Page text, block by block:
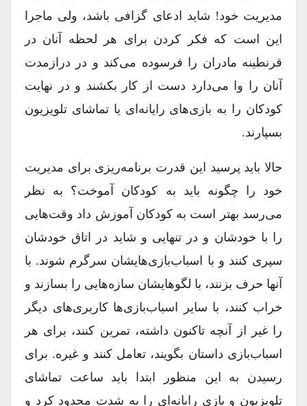
مدیریت خود! شاید ادعای گزافی باشد، ولی ماجرا
این است که فکر کردن برای هر لحظه آنان در
قرنطینه مادران را فرسوده می‌کند و در درازمدت
آنان را وا می‌دارد دست از کار بکشند و در نهایت
کودکان را به بازی‌های رایانه‌ای یا تماشای تلویزیون
بسپارند.
حالا باید پرسید این قدرت برنامه‌ریزی برای مدیریت
خود را چگونه باید به کودکان آموخت؟ به نظر
می‌رسد بهتر است به کودکان آموزش داد وقت‌هایی
را با خودشان و در تنهایی و شاید در اتاق خودشان
سپری کنند و با اسباب‌بازی‌هایشان سرگرم شوند. با
آنها حرف بزنند، با لگوهایشان سازه‌هایی را بسازند و
خراب کنند، با سایر اسباب‌بازی‌ها کاربری‌های دیگر
را غیر از آنچه تاکنون داشته، تمرین کنند، برای هر
اسباب‌بازی داستان بگویند، تعامل کنند و غیره. برای
رسیدن به این منظور ابتدا باید ساعت تماشای
تلویزیون و بازی رایانه‌ای را به شدت محدود کرد و